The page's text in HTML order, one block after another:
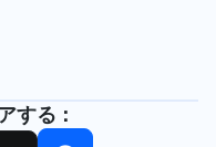
する：